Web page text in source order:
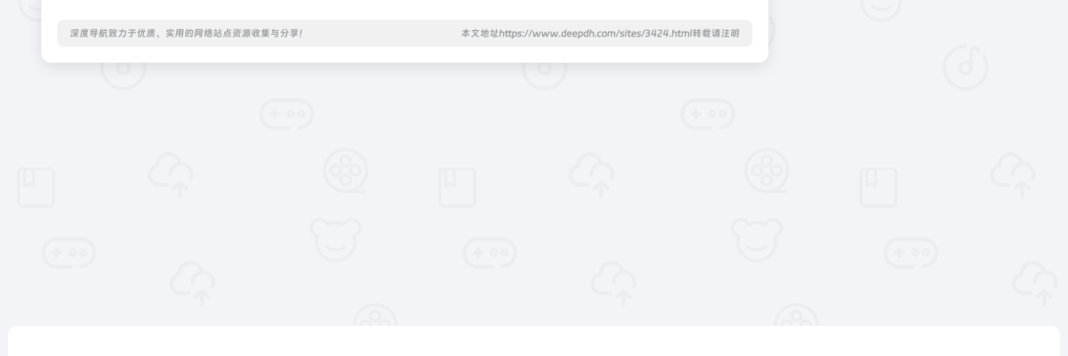
深度导航致力于优质、实用的网络站点资源收集与分享！ 本文地址https://www.deepdh.com/sites/3424.html转载请注明